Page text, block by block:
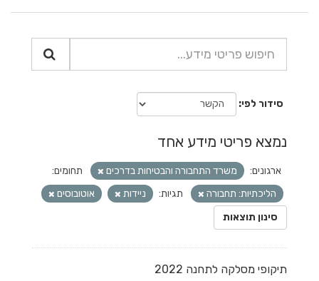
סידור לפי
נמצא פריטי מידע אחד
ארגונים: משרד התחבורה והבטיחות בדרכים
תחומים:
הליכתיות: תחבורה
תגיות: ניידות
אוטובוסים
סינון תוצאות
תיקופי מסלקה לתחנה 2022